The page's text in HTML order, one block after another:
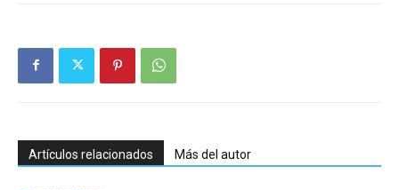
Artículos relacionados Más del autor